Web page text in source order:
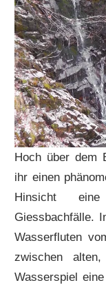
Hoch über dem
ihr einen
Hinsicht
Giessbachfälle.
Wasserfluten
zwischen alten,
Wasserspiel